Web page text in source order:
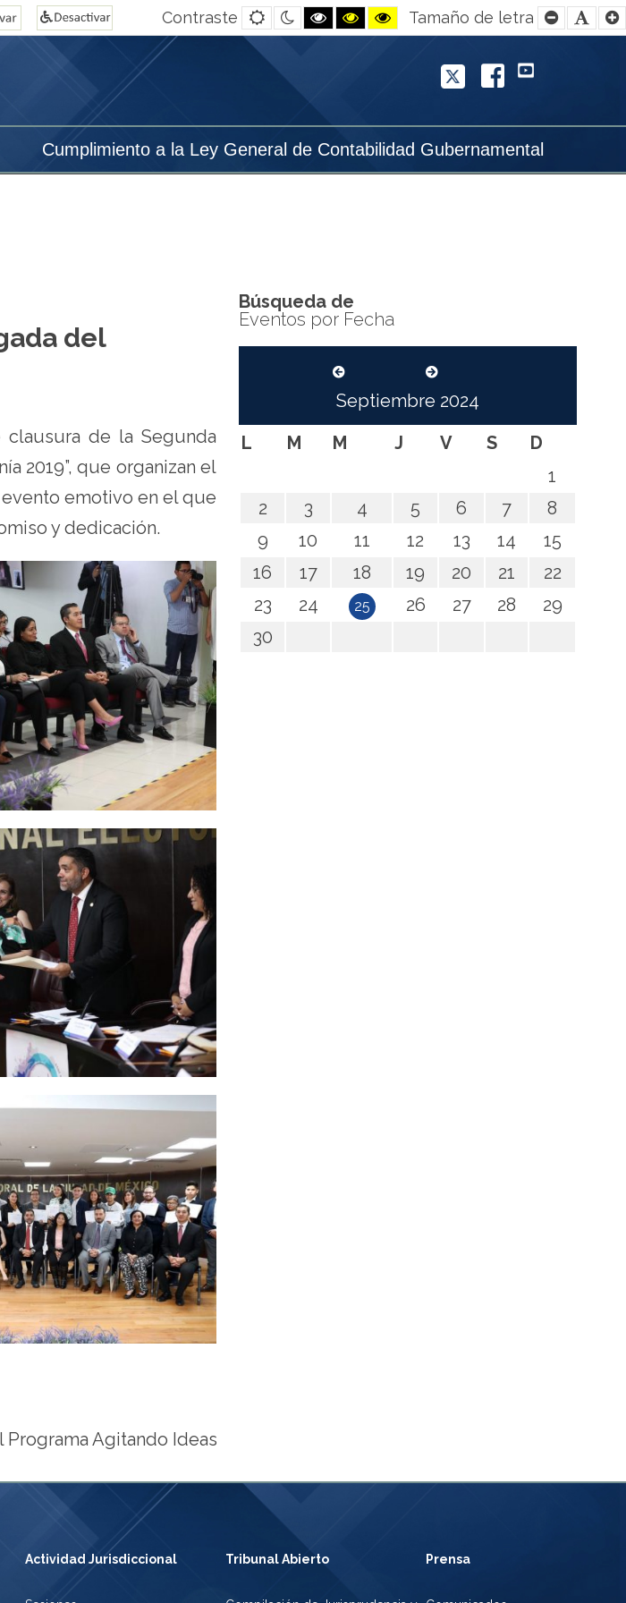
Contraste
Default
contrast
Night
contrast
Black
and
Black
and
Yellow
and
contrast
Tamaño de letra
Smaller
FontFont
Cumplimiento a la Ley General de Contabilidad Gubernamental
Twitter
Facebook
YouTube
del
clausura de la Segunda
2019”, que organizan el
emotivo en el que
y dedicación.
Búsqueda de
Eventos por Fecha
Septiembre 2024
L
M M J V S
D
1
2
3 4 5 6 7
8
9
10 11 12 13 14
15
16
17 18 19 20 21
22
23
24 25 26 27 28
29
30
Agitando Ideas
Actividad Jurisdiccional Tribunal Abierto Prensa